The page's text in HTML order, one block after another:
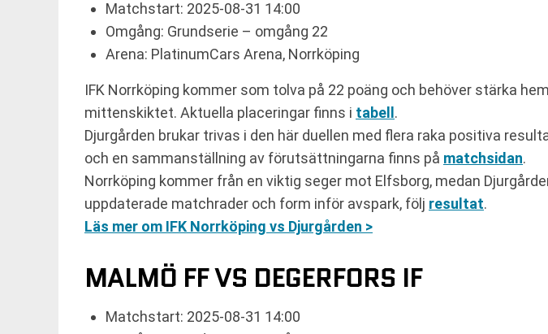
Matchstart: 2025-08-31 14:00
Omgång: Grundserie – omgång 22
Arena: PlatinumCars Arena, Norrköping
IFK Norrköping kommer som tolva på 22 poäng och behöver stärka
mittenskiktet. Aktuella placeringar finns i tabell .
Djurgården brukar trivas i den här duellen med flera raka positiva
och en sammanställning av förutsättningarna finns på matchsidan.
Norrköping kommer från en viktig seger mot Elfsborg, medan
uppdaterade matchrader och form inför avspark, följ resultat.
Läs mer om IFK Norrköping vs Djurgården >
MALMÖ FF VS DEGERFORS IF
Matchstart: 2025-08-31 14:00